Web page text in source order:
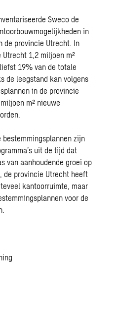
Sweco de
in
de provincie Utrecht. In
1,2 miljoen m²
19% van de totale
de leegstand kan volgens
in de provincie
m² nieuwe
zijn
uit de tijd dat
van aanhoudende groei op
de provincie Utrecht heeft
kantoorruimte, maar
voor de